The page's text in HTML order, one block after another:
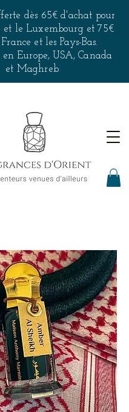
dès 65€ d'achat pour
et le Luxembourg et 75€
et les Pays-Bas.
Europe, USA, Canada
et Maghreb